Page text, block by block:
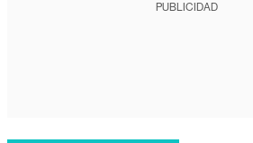
PUBLICIDAD